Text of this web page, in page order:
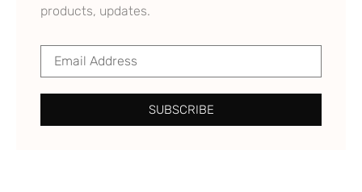
products, updates.
SUBSCRIBE